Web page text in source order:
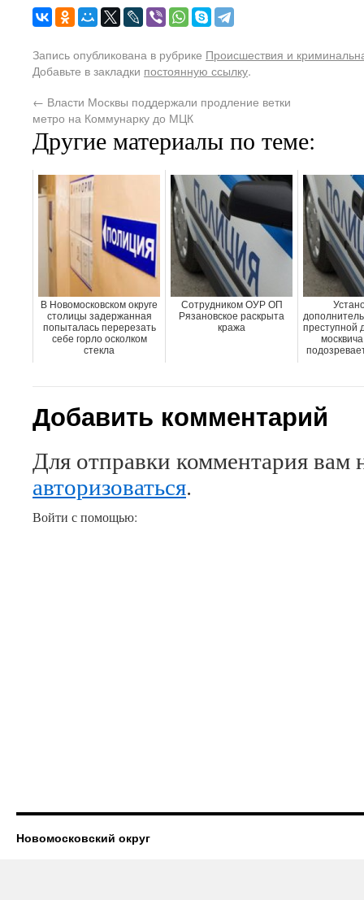
Запись опубликована в рубрике Происшествия и
Добавьте в закладки постоянную ссылку.
← Власти Москвы поддержали продление ветки
метро на Коммунарку до МЦК
Другие материалы по теме:
В Новомосковском округе
столицы задержанная
попыталась перерезать
себе горло осколком
стекла
Сотрудником ОУР ОП
Рязановское раскрыта
кража
преступной
Добавить комментарий
Для отправки комментария вам
авторизоваться.
Войти с помощью:
Новомосковский округ